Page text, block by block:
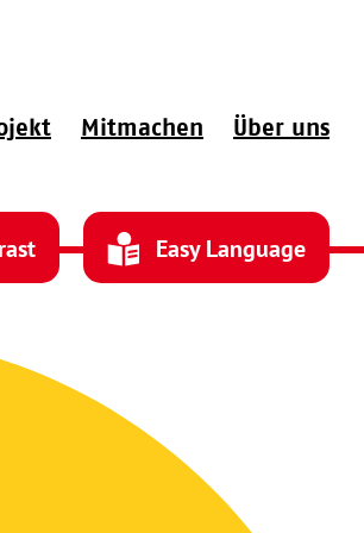
Mitmachen Über uns
Easy Language